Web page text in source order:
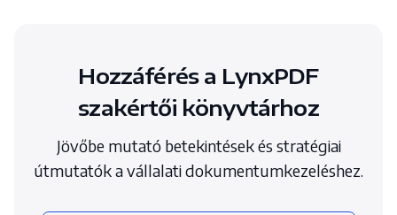
Hozzáférés a LynxPDF
szakértői könyvtárhoz
Jövőbe mutató betekintések és stratégiai
útmutatók a vállalati dokumentumkezeléshez.